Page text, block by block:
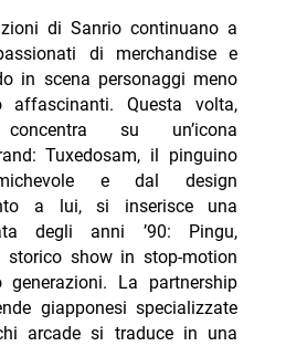
the shark
re dei giochi stasera su TV8
vince Battiti Live
su Rete 4: trama e cast
coppia dell’estate 2026?
compleanno in Spagna con
di Sanrio continuano a
di merchandise e
in scena personaggi meno
Questa volta,
su un’icona
Tuxedosam, il pinguino
e dal design
a lui, si inserisce una
degli anni ’90: Pingu,
show in stop-motion
La partnership
giapponesi specializzate
arcade si traduce in una